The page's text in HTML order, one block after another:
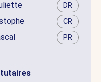
DR
CR
PR